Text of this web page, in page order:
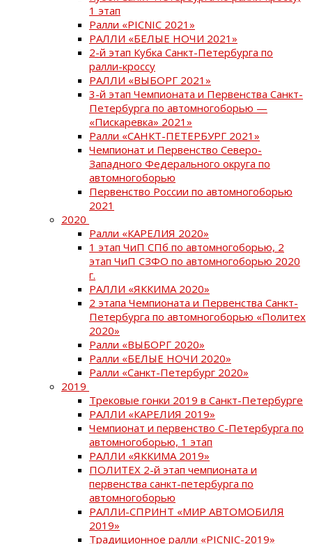
1 этап
Ралли «PICNIC 2021»
РАЛЛИ «БЕЛЫЕ НОЧИ 2021»
2-й этап Кубка Санкт-Петербурга по
ралли-кроссу
РАЛЛИ «ВЫБОРГ 2021»
3-й этап Чемпионата и Первенства Санкт-
Петербурга по автомногоборью —
«Пискаревка» 2021»
Ралли «САНКТ-ПЕТЕРБУРГ 2021»
Чемпионат и Первенство Северо-
Западного Федерального округа по
автомногоборью
Первенство России по автомногоборью
2021
2020
Ралли «КАРЕЛИЯ 2020»
1 этап ЧиП СПб по автомногоборью, 2
этап ЧиП СЗФО по автомногоборью 2020
г.
РАЛЛИ «ЯККИМА 2020»
2 этапа Чемпионата и Первенства Санкт-
Петербурга по автомногоборью «Политех
2020»
Ралли «ВЫБОРГ 2020»
Ралли «БЕЛЫЕ НОЧИ 2020»
Ралли «Санкт-Петербург 2020»
2019
Трековые гонки 2019 в Санкт-Петербурге
РАЛЛИ «КАРЕЛИЯ 2019»
Чемпионат и первенство С-Петербурга по
автомногоборью, 1 этап
РАЛЛИ «ЯККИМА 2019»
ПОЛИТЕХ 2-й этап чемпионата и
первенства санкт-петербурга по
автомногоборью
РАЛЛИ-СПРИНТ «МИР АВТОМОБИЛЯ
2019»
Традиционное ралли «PICNIC-2019»